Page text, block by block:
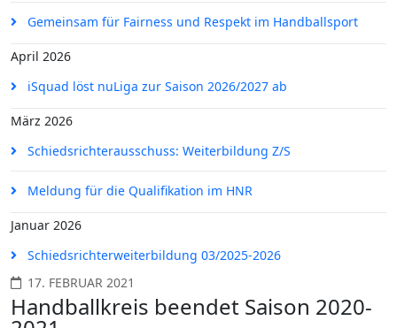
Gemeinsam für Fairness und Respekt im Handballsport
April 2026
iSquad löst nuLiga zur Saison 2026/2027 ab
März 2026
Schiedsrichterausschuss: Weiterbildung Z/S
Meldung für die Qualifikation im HNR
Januar 2026
Schiedsrichterweiterbildung 03/2025-2026
17. FEBRUAR 2021
Handballkreis beendet Saison 2020-